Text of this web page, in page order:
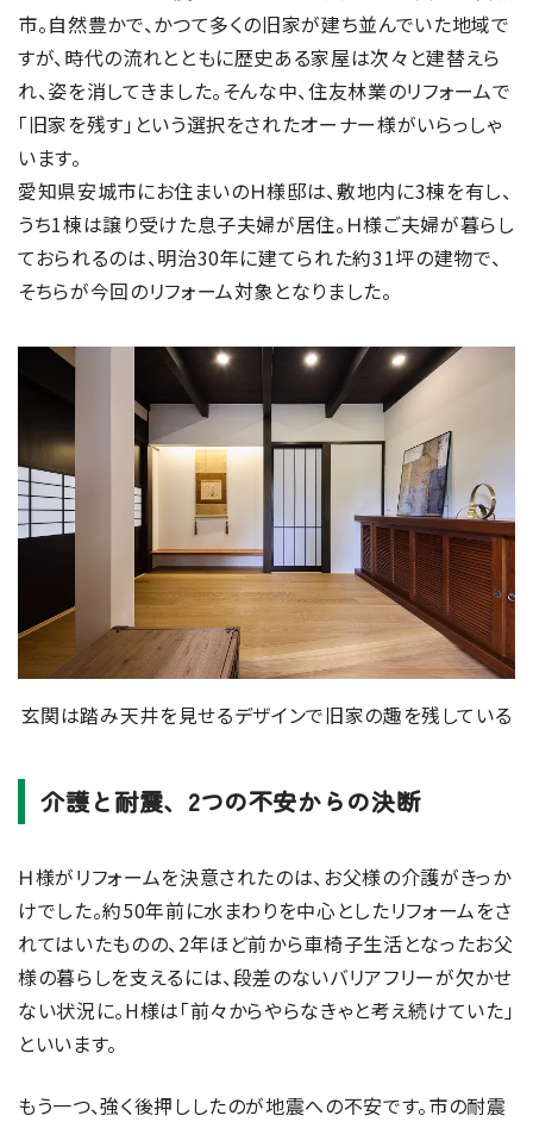
市。自然豊かで、かつて多くの旧家が建ち並んでいた地域で
すが、時代の流れとともに歴史ある家屋は次々と建替えら
れ、姿を消してきました。そんな中、住友林業のリフォームで
「旧家を残す」という選択をされたオーナー様がいらっしゃ
います。
愛知県安城市にお住まいのＨ様邸は、敷地内に3棟を有し、
うち1棟は譲り受けた息子夫婦が居住。Ｈ様ご夫婦が暮らし
ておられるのは、明治30年に建てられた約31坪の建物で、
そちらが今回のリフォーム対象となりました。
玄関は踏み天井を見せるデザインで旧家の趣を残している
介護と耐震、2つの不安からの決断
Ｈ様がリフォームを決意されたのは、お父様の介護がきっか
けでした。約50年前に水まわりを中心としたリフォームをさ
れてはいたものの、2年ほど前から車椅子生活となったお父
様の暮らしを支えるには、段差のないバリアフリーが欠かせ
ない状況に。H様は「前々からやらなきゃと考え続けていた」
といいます。
もう一つ、強く後押ししたのが地震への不安です。市の耐震